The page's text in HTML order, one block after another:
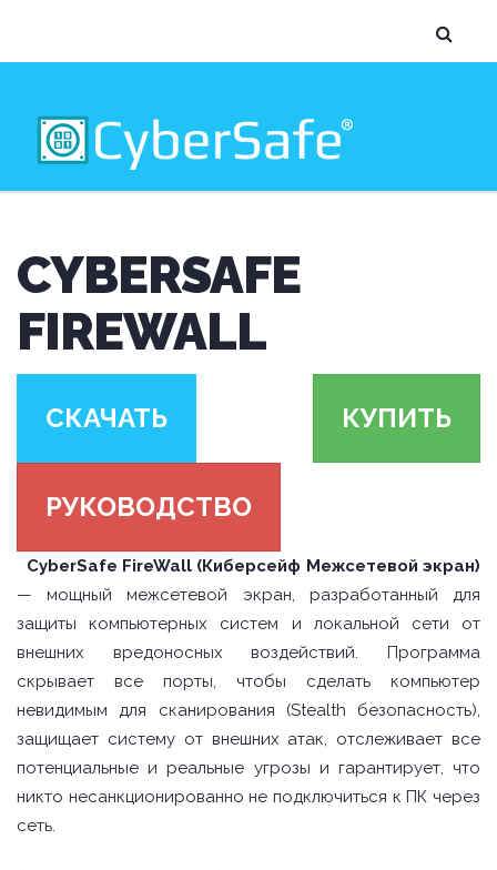
CYBERSAFE
FIREWALL
СКАЧАТЬ КУПИТЬ
РУКОВОДСТВО
CyberSafe FireWall (Киберсейф Межсетевой экран)
— мощный межсетевой экран, разработанный для
защиты компьютерных систем и локальной сети от
внешних вредоносных воздействий. Программа
скрывает все порты, чтобы сделать компьютер
невидимым для сканирования (Stealth безопасность),
защищает систему от внешних атак, отслеживает все
потенциальные и реальные угрозы и гарантирует, что
никто несанкционированно не подключиться к ПК через
сеть.